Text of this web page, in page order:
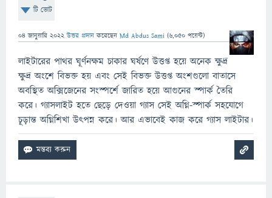
টি ভোট
04 জানুয়ারি 2022 উত্তর প্রদান করেছেন Md Abdus Sami (6,050 পয়েন্ট)
লাইটারের পাথর ঘূর্ণনক্ষম চাকার ঘর্ষণে উত্তপ্ত হয়ে অনেক ক্ষুদ্র
ক্ষুদ্র অংশে বিভক্ত হয় এবং সেই বিভক্ত উত্তপ্ত অংশগুলো বাতাসে
অবস্থিত অক্সিজেনের সংস্পর্শে জারিত হয়ে আগুনের স্পার্ক তৈরি
করে। গ্যাসলাইট হতে ছেড়ে দেওয়া গ্যাস সেই অগ্নি-স্পার্ক সহযোগে
চূড়ান্ত অগ্নিশিখা উৎপন্ন করে। আর এভাবেই কাজ করে গ্যাস লাইটার।